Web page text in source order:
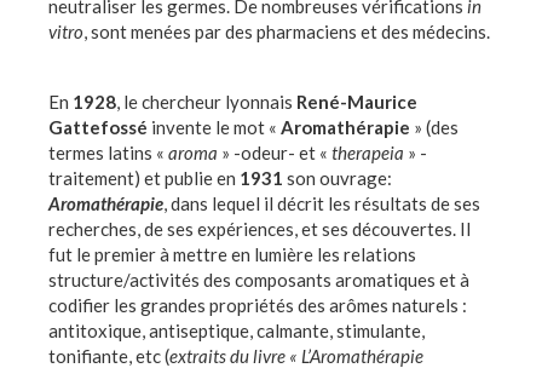
neutraliser les germes. De nombreuses vérifications in
vitro, sont menées par des pharmaciens et des médecins.
En 1928, le chercheur lyonnais René-Maurice
Gattefossé invente le mot « Aromathérapie » (des
termes latins « aroma » -odeur- et « therapeia » -
traitement) et publie en 1931 son ouvrage:
Aromathérapie, dans lequel il décrit les résultats de ses
recherches, de ses expériences, et ses découvertes. Il
fut le premier à mettre en lumière les relations
structure/activités des composants aromatiques et à
codifier les grandes propriétés des arômes naturels :
antitoxique, antiseptique, calmante, stimulante,
tonifiante, etc (extraits du livre « L’Aromathérapie